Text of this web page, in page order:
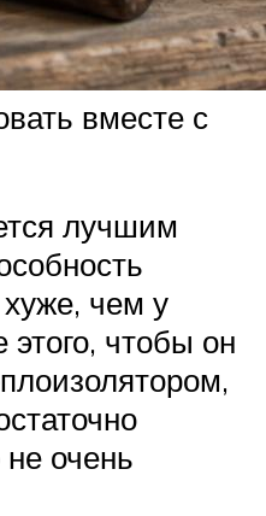
вместе с
лучшим
чем у
чтобы он
очень